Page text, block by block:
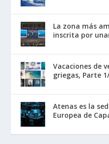
La zona más
inscrita por
Vacaciones de
griegas, Parte
Atenas es la
Europea de